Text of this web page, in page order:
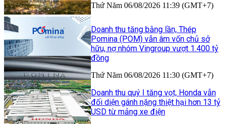
Thứ Năm 06/08/2026 11:39 (GMT+7)
Doanh thu tăng bằng lần, Thép
Pomina (POM) vẫn âm vốn chủ sở
hữu, nợ nhóm Vingroup vượt 1.400 tỷ
đồng
Thứ Năm 06/08/2026 11:30 (GMT+7)
Doanh thu quý I tăng vọt, Honda vẫn
đối diện gánh nặng thiệt hại hơn 13 tỷ
USD từ mảng xe điện